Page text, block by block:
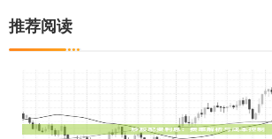
推荐阅读